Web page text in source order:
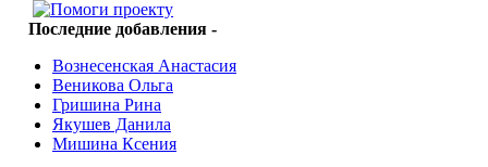
Последние добавления -
Вознесенская Анастасия
Веникова Ольга
Гришина Рина
Якушев Данила
Мишина Ксения